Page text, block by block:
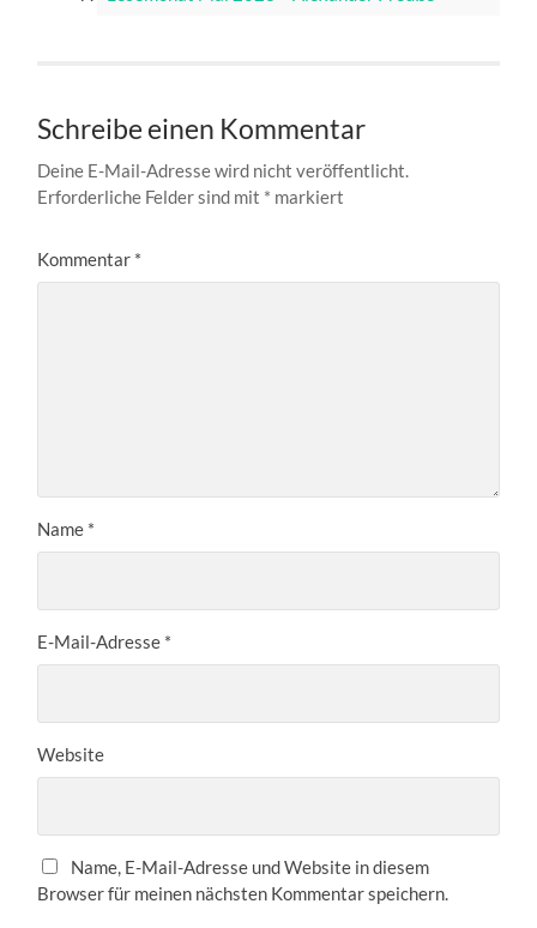
Schreibe einen Kommentar
Deine E-Mail-Adresse wird nicht veröffentlicht.
Erforderliche Felder sind mit * markiert
Kommentar *
Name *
E-Mail-Adresse *
Website
Name, E-Mail-Adresse und Website in diesem
Browser für meinen nächsten Kommentar speichern.